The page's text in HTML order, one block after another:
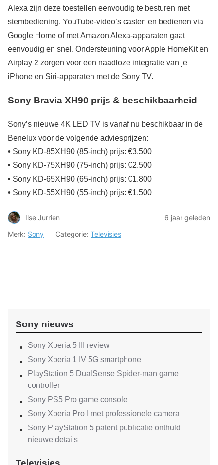
Alexa zijn deze toestellen eenvoudig te besturen met
stembediening. YouTube-video’s casten en bedienen via
Google Home of met Amazon Alexa-apparaten gaat
eenvoudig en snel. Ondersteuning voor Apple HomeKit en
Airplay 2 zorgen voor een naadloze integratie van je
iPhone en Siri-apparaten met de Sony TV.
Sony Bravia XH90 prijs & beschikbaarheid
Sony’s nieuwe 4K LED TV is vanaf nu beschikbaar in de
Benelux voor de volgende adviesprijzen:
• Sony KD-85XH90 (85-inch) prijs: €3.500
• Sony KD-75XH90 (75-inch) prijs: €2.500
• Sony KD-65XH90 (65-inch) prijs: €1.800
• Sony KD-55XH90 (55-inch) prijs: €1.500
Ilse Jurrien
6 jaar geleden
Merk: Sony Categorie: Televisies
Sony nieuws
Sony Xperia 5 III review
Sony Xperia 1 IV 5G smartphone
PlayStation 5 DualSense Spider-man game
controller
Sony PS5 Pro game console
Sony Xperia Pro I met professionele camera
Sony PlayStation 5 patent publicatie onthuld
nieuwe details